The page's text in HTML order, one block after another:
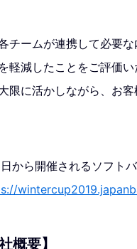
チームが連携して必要
軽減したことをご評価
限に活かしながら、お
から開催されるソフト
概要】